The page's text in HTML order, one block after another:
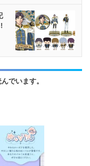
でいます。